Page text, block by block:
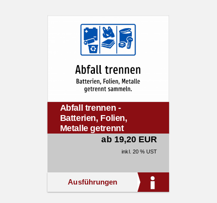
Abfall trennen -
Batterien, Folien,
Metalle getrennt
ab 19,20 EUR
inkl. 20 % UST
Ausführungen